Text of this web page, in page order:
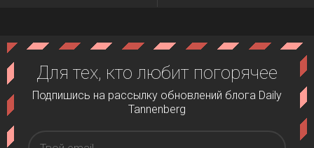
Для тех, кто любит погорячее
Подпишись на рассылку обновлений блога Daily
Tannenberg